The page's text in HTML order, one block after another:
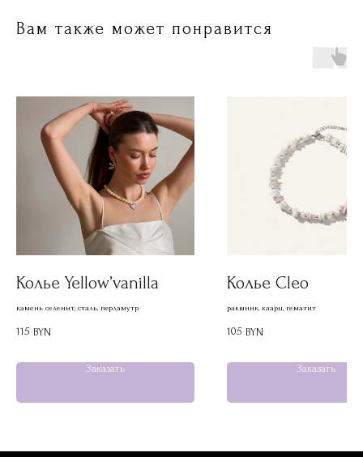
Вам также может понравится
Колье Yellow’vanilla
камень селенит, сталь, перламутр
115 BYN
Заказать
Колье Cleo
ракшник, каарц, гематит
105 BYN
Заказать